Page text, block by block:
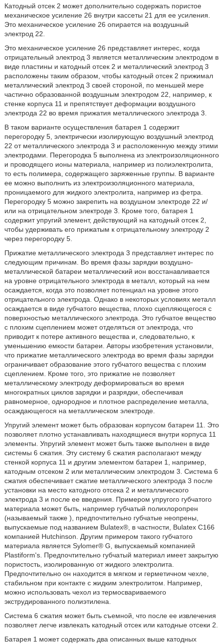
Катодный отсек 2 может дополнительно содержать пористое
механическое усиление 26 внутри кассеты 21 для ее усиления.
Это механическое усиление 26 опирается на воздушный
электрод 22.
Это механическое усиление 26 представляет интерес, когда
отрицательный электрод 3 является металлическим электродом в
виде пластины и катодный отсек 2 и металлический электрод 3
расположены таким образом, чтобы катодный отсек 2 прижимал
металлический электрод 3 своей стороной, по меньшей мере
частично образованной воздушным электродом 22, например, к
стенке корпуса 11 и препятствует деформации воздушного
электрода 22 во время прижатия металлического электрода 3.
В таком варианте осуществления батарея 1 содержит
перегородку 5, электрически изолирующую воздушный электрод
22 от металлического электрода 3 и расположенную между этими
электродами. Перегородка 5 выполнена из электроизоляционного
и проводящего ионы материала, например из полиэлектролита,
то есть полимера, содержащего заряженные группы. В варианте
ее можно выполнить из электроизоляционного материала,
проницаемого для жидкого электролита, например из фетра.
Перегородку 5 можно закрепить на воздушном электроде 22 и/
или на отрицательном электроде 3. Кроме того, батарея 1
содержит упругий элемент, действующий на катодный отсек 2,
чтобы удерживать его прижатым к отрицательному электроду 2
через перегородку 5.
Прижатие металлического электрода 3 представляет интерес по
следующим причинам. Во время фазы зарядки воздушно-
металлической батареи металлический ион восстанавливается
на уровне отрицательного электрода в металл, который на нем
осаждается, когда это позволяет потенциал на уровне этого
отрицательного электрода. Однако в некоторых условиях металл
осаждается в виде губчатого вещества, плохо сцепляющегося с
поверхностью металлического электрода. Это губчатое вещество
с плохим сцеплением может отделяться от электрода, что
приводит к потере активного вещества и, следовательно, к
уменьшению емкости батареи. Авторы изобретения установили,
что прижатие металлического электрода во время фазы зарядки
ограничивает образование этого губчатого вещества с плохим
сцеплением. Кроме того, это прижатие не позволяет
металлическому электроду деформироваться во время
многократных циклов зарядки и разрядки, обеспечивая
равномерное, однородное и плотное распределение металла,
осаждающегося на металлическом электроде.
Упругий элемент может быть образован корпусом батареи 11. Это
позволяет плотно устанавливать находящиеся внутри корпуса 11
элементы. Упругий элемент может быть также выполнен в виде
системы 6 сжатия. Эту систему 6 сжатия располагают между
стенкой корпуса 11 и другим элементом батареи 1, например,
катодным отсеком 2 или металлическим электродом 3. Система 6
сжатия обеспечивает сжатие металлического электрода 3 после
установки на место катодного отсека 2 и металлического
электрода 3 и после ее введения. Примером упругого губчатого
материала может быть, например губчатый полихлоропрен
(называемый также ), предпочтительно губчатые неопрены,
выпускаемые под названием Bulatex®, в частности, Bulatex С166
компанией Hutchinson. Другим примером такого губчатого
материала является Sylomer® G, выпускаемый компанией
Plastiform's. Предпочтительно губчатый материал имеет закрытую
пористость, изолированную от жидкого электролита.
Предпочтительно он находится в мягком и герметичном чехле,
стабильном при контакте с жидким электролитом. Например,
можно использовать чехол из термосвариваемого
экструдированного полиэтилена.
Система 6 сжатия может быть съемной, что после ее извлечения
позволяет легче извлекать катодный отсек или катодные отсеки 2.
Батарея 1 может содержать два описанных выше катодных